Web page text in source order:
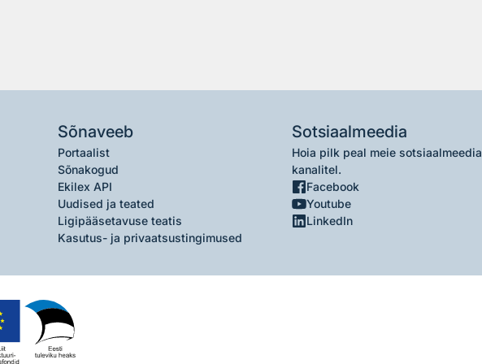
Sõnaveeb
Portaalist
Sõnakogud
Ekilex API
Uudised ja teated
Ligipääsetavuse teatis
Kasutus- ja privaatsustingimused
Sotsiaalmeedia
Hoia pilk peal meie sotsiaalmeedia
kanalitel.
Facebook
Youtube
LinkedIn